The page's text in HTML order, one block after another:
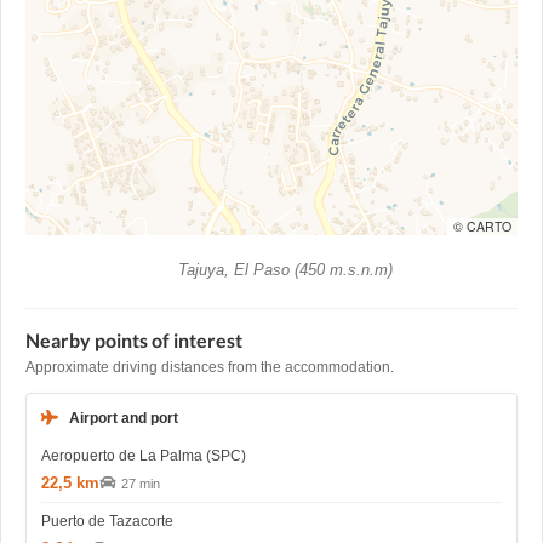
© CARTO
Tajuya, El Paso (450 m.s.n.m)
Nearby points of interest
Approximate driving distances from the accommodation.
Airport and port
Aeropuerto de La Palma (SPC)
22,5 km 27 min
Puerto de Tazacorte